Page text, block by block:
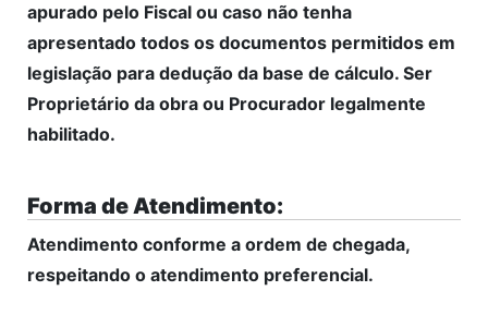
apurado pelo Fiscal ou caso não tenha
apresentado todos os documentos permitidos em
legislação para dedução da base de cálculo. Ser
Proprietário da obra ou Procurador legalmente
habilitado.
Forma de Atendimento:
Atendimento conforme a ordem de chegada,
respeitando o atendimento preferencial.